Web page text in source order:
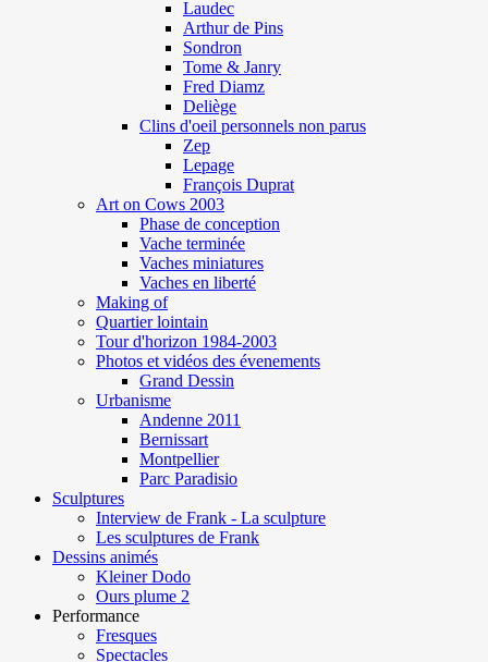
Laudec
Arthur de Pins
Sondron
Tome & Janry
Fred Diamz
Deliège
Clins d'oeil personnels non parus
Zep
Lepage
François Duprat
Art on Cows 2003
Phase de conception
Vache terminée
Vaches miniatures
Vaches en liberté
Making of
Quartier lointain
Tour d'horizon 1984-2003
Photos et vidéos des évenements
Grand Dessin
Urbanisme
Andenne 2011
Bernissart
Montpellier
Parc Paradisio
Sculptures
Interview de Frank - La sculpture
Les sculptures de Frank
Dessins animés
Kleiner Dodo
Ours plume 2
Performance
Fresques
Spectacles